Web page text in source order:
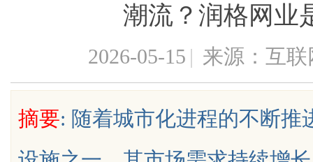
潮流？润格网业
2026-05-15 | 来源：互联
摘要: 随着城市化进程的不断推